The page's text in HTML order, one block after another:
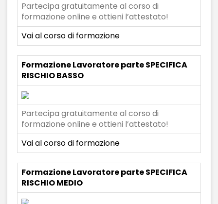
Partecipa gratuitamente al corso di
formazione online e ottieni l’attestato!
Vai al corso di formazione
Formazione Lavoratore parte SPECIFICA
RISCHIO BASSO
Partecipa gratuitamente al corso di
formazione online e ottieni l’attestato!
Vai al corso di formazione
Formazione Lavoratore parte SPECIFICA
RISCHIO MEDIO